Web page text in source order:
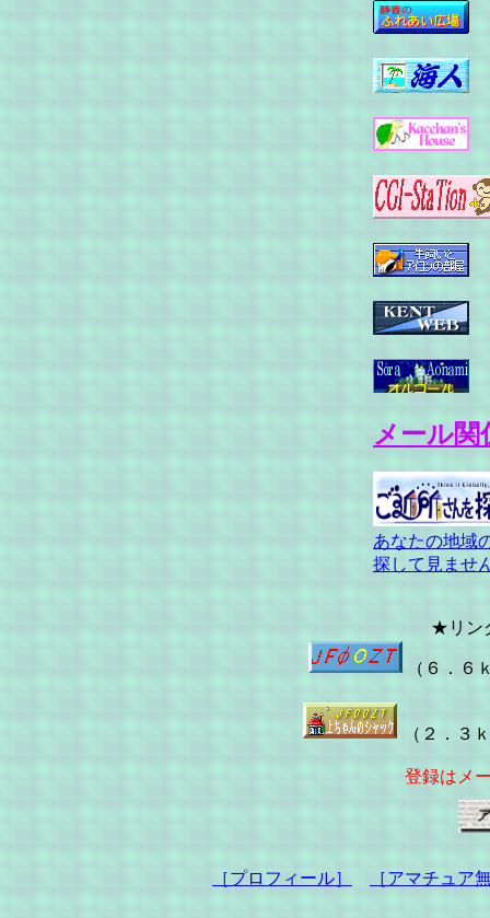
メール関
あなたの地域
探して見ませ
★リン
（６．６
（２．３
登録はメ
［プロフィール］ ［アマチュア